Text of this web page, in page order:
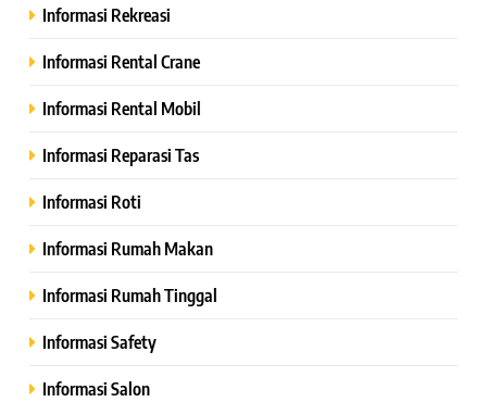
Informasi Rekreasi
Informasi Rental Crane
Informasi Rental Mobil
Informasi Reparasi Tas
Informasi Roti
Informasi Rumah Makan
Informasi Rumah Tinggal
Informasi Safety
Informasi Salon